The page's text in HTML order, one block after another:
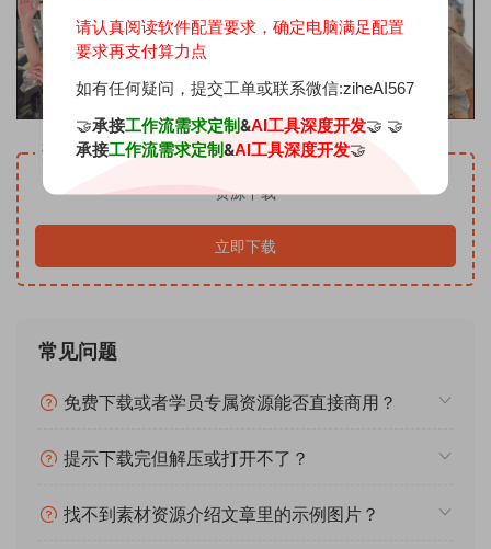
资源下载
资源下载
立即下载
常见问题
免费下载或者学员专属资源能否直接商用？
提示下载完但解压或打开不了？
找不到素材资源介绍文章里的示例图片？
请认真阅读软件配置要求，确定电脑满足配置
要求再支付算力点
如有任何疑问，提交工单或联系微信:ziheAI567
🤝承接工作流需求定制&AI工具深度开发🤝 🤝
承接工作流需求定制&AI工具深度开发🤝